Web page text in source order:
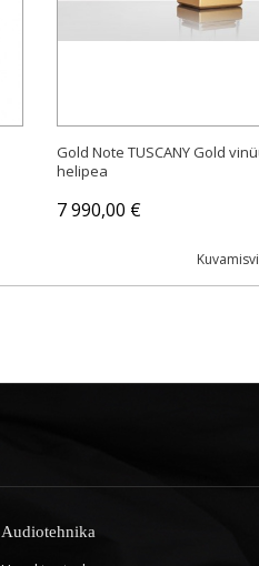
Gold Note TUSCANY Gold
helipea
7 990,00 €
Audiotehnika